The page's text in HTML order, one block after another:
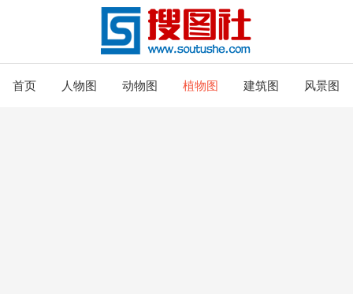
首页 人物图 动物图 植物图 建筑图 风景图